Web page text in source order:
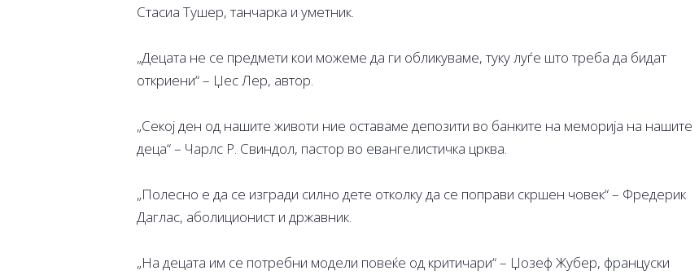
Стасиа Тушер, танчарка и уметник.
„Децата не се предмети кои можеме да ги обликуваме, туку луѓе што треба да бидат
откриени“ – Џес Лер, автор.
„Секој ден од нашите животи ние оставаме депозити во банките на меморија на нашите
деца“ – Чарлс Р. Свиндол, пастор во евангелистичка црква.
„Полесно е да се изгради силно дете отколку да се поправи скршен човек“ – Фредерик
Даглас, аболиционист и државник.
„На децата им се потребни модели повеќе од критичари“ – Џозеф Жубер, француски